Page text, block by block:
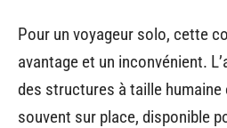
Pour un voyageur solo, cette
avantage et un inconvénient.
des structures à taille
souvent sur place, disponible